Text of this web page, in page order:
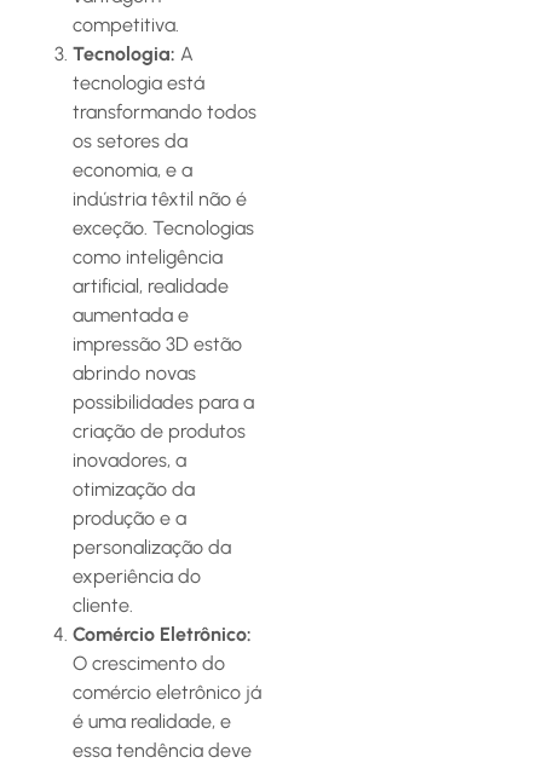
competitiva.
Tecnologia: A
tecnologia está
transformando todos
os setores da
economia, e a
indústria têxtil não é
exceção. Tecnologias
como inteligência
artificial, realidade
aumentada e
impressão 3D estão
abrindo novas
possibilidades para a
criação de produtos
inovadores, a
otimização da
produção e a
personalização da
experiência do
cliente.
Comércio Eletrônico:
O crescimento do
comércio eletrônico já
é uma realidade, e
essa tendência deve